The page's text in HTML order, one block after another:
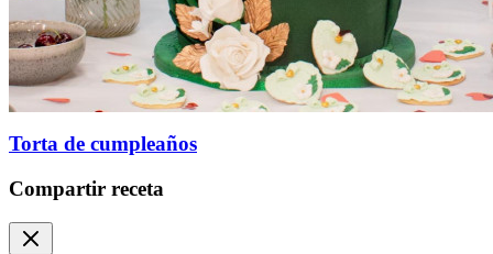
Torta de cumpleaños
Compartir receta